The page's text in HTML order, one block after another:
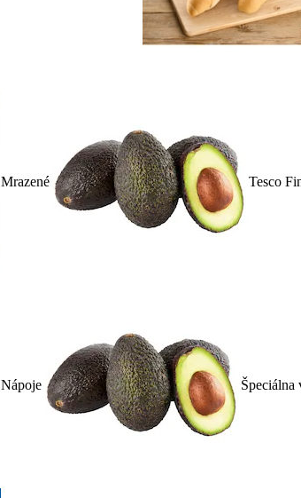
Mrazené Tesco
Nápoje Špeciálna